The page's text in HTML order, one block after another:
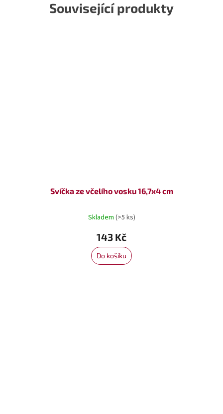
Související produkty
Svíčka ze včelího vosku 16,7x4 cm
Skladem (>5 ks)
143 Kč
Do košíku